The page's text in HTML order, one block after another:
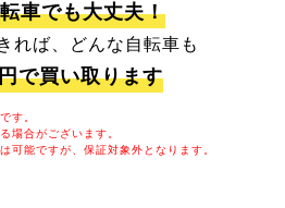
車でも大丈夫！
れば、どんな自転車も
で買い取ります
す。
場合がございます。
可能ですが、保証対象外となります。